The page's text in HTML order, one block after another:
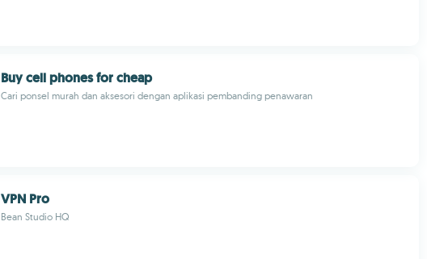
Buy cell phones for cheap
Cari ponsel murah dan aksesori dengan aplikasi pembanding penawaran
VPN Pro
Bean Studio HQ